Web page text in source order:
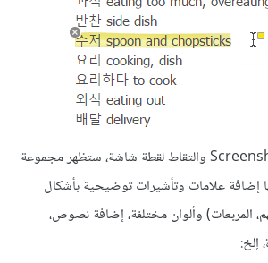
وعند اختيار النوع Screenshot والتقاط لقطة شاشة، ستظهر مجموعة
إضافة علامات وتأشيرات توضيحية بأشكال
المربعات) وألوان مختلفة، إضافة نصوص،
إلخ: